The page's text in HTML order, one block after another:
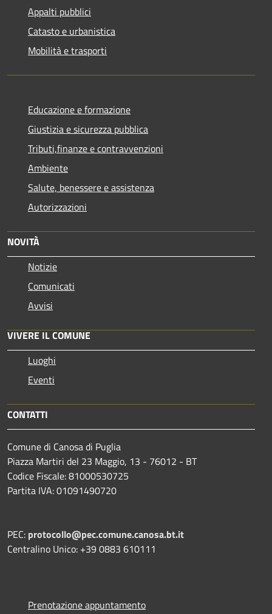
Appalti pubblici
Catasto e urbanistica
Mobilità e trasporti
Educazione e formazione
Giustizia e sicurezza pubblica
Tributi,finanze e contravvenzioni
Ambiente
Salute, benessere e assistenza
Autorizzazioni
NOVITÀ
Notizie
Comunicati
Avvisi
VIVERE IL COMUNE
Luoghi
Eventi
CONTATTI
Comune di Canosa di Puglia
Piazza Martiri del 23 Maggio, 13 - 76012 - BT
Codice Fiscale: 81000530725
Partita IVA: 01091490720
PEC: protocollo@pec.comune.canosa.bt.it
Centralino Unico: +39 0883 610111
Prenotazione appuntamento